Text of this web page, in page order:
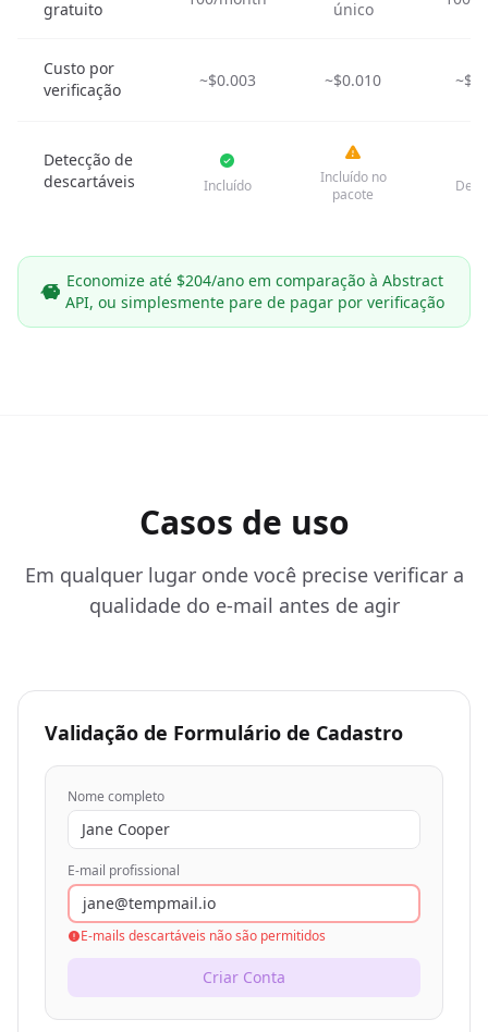
gratuito único
Custo por
verificação
~$0.003 ~$0.010
Detecção de
descartáveis
Incluído
Incluído no
pacote
Economize até $204/ano em comparação à Abstract
API, ou simplesmente pare de pagar por verificação
Casos de uso
Em qualquer lugar onde você precise verificar a
qualidade do e-mail antes de agir
Validação de Formulário de Cadastro
Nome completo
Jane Cooper
E-mail profissional
jane@tempmail.io
E-mails descartáveis não são permitidos
Criar Conta